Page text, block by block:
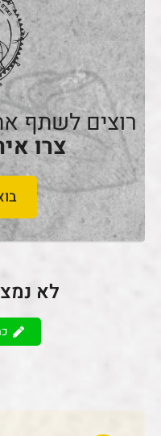
רוצים לשתף
צרו
לא